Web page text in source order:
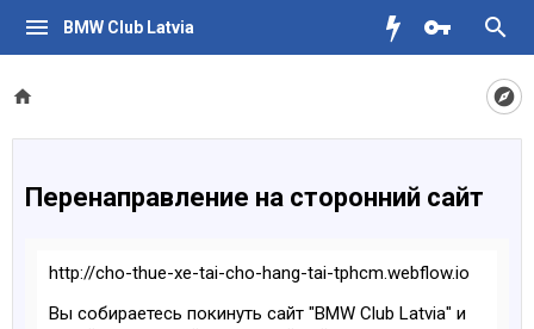
BMW Club Latvia
Перенаправление на сторонний сайт
http://cho-thue-xe-tai-cho-hang-tai-tphcm.webflow.io
Вы собираетесь покинуть сайт "BMW Club Latvia" и